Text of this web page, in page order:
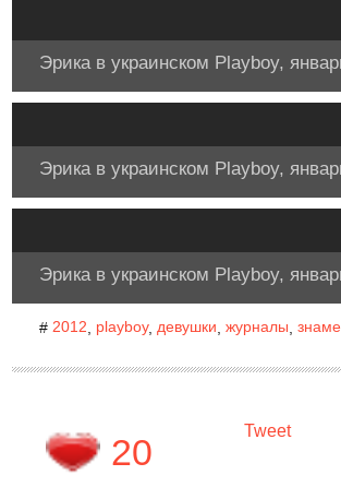
Эрика в украинском Playboy,
Эрика в украинском Playboy,
Эрика в украинском Playboy,
# 2012 playboy, девушки журналы
20
Tweet